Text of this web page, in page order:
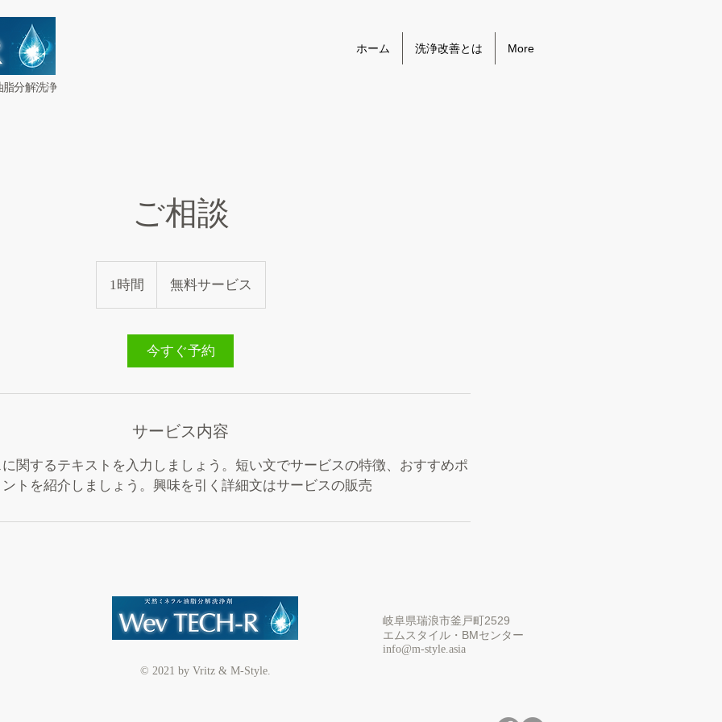
脂分解洗浄
ホーム 洗浄改善とは More
ご相談
1時間
時
無料サービス
今すぐ予約
サービス内容
関するテキストを入力しましょう。短い文でサービスの特徴、おすすめポ
ントを紹介しましょう。興味を引く詳細文はサービスの販売
岐阜県瑞浪市釜戸町2529
エムスタイル・BMセンター
info@m-style.asia
© 2021 by Vritz & M-Style.